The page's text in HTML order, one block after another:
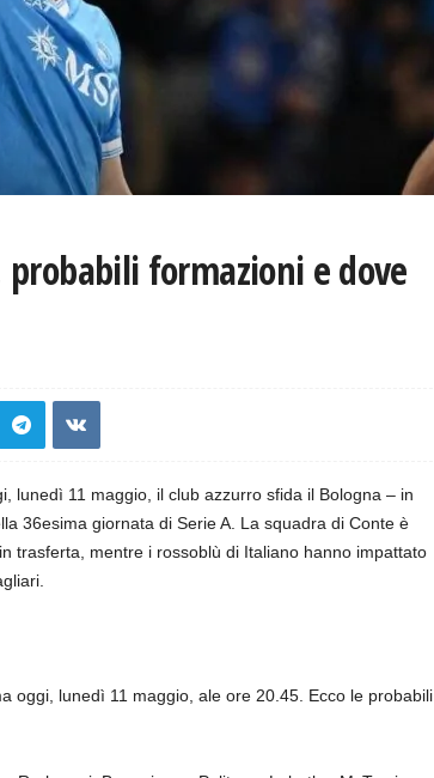
formazioni e dove
lunedì 11 maggio, il club azzurro sfida il Bologna – in
36esima giornata di Serie A. La squadra di Conte è
trasferta, mentre i rossoblù di Italiano hanno impattato
oggi, lunedì 11 maggio, ale ore 20.45. Ecco le probabili